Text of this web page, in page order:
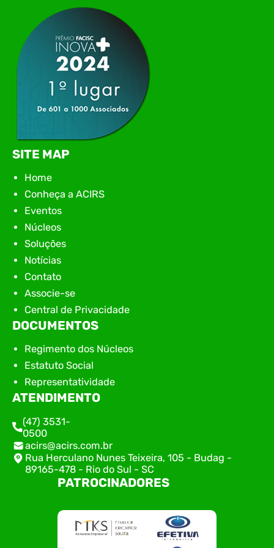
apresentação de novas iniciativas para o setor. O
encontro aconteceu em Rio…
SITE MAP
Home
Conheça a ACIRS
Eventos
Núcleos
Soluções
Notícias
Contato
Associe-se
Central de Privacidade
DOCUMENTOS
Regimento dos Núcleos
Estatuto Social
Representatividade
ATENDIMENTO
(47) 3531-
0500
acirs@acirs.com.br
Rua Herculano Nunes Teixeira, 105 - Budag -
89165-478 - Rio do Sul - SC
PATROCINADORES